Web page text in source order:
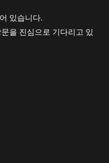
있습니다.
을 진심으로 기다리고 있